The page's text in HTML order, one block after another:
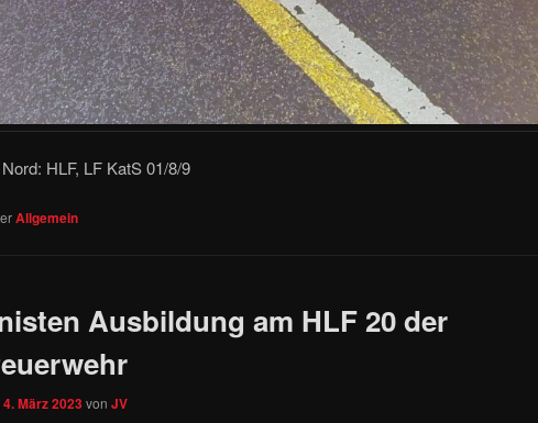
HLF, LF KatS 01/8/9
Allgemein
Ausbildung am HLF 20 der
4. März 2023von JV